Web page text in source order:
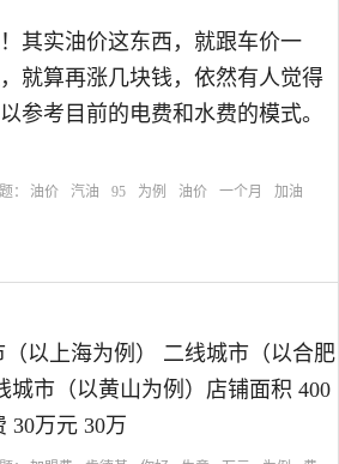
其实油价这东西，就跟车价一
就算再涨几块钱，依然有人觉得
参考目前的电费和水费的模式。
： 油价 汽油 95 为例 油价 一个月 加油
以上海为例） 二线城市（以合肥
市（以黄山为例）店铺面积 400
30万元 30万